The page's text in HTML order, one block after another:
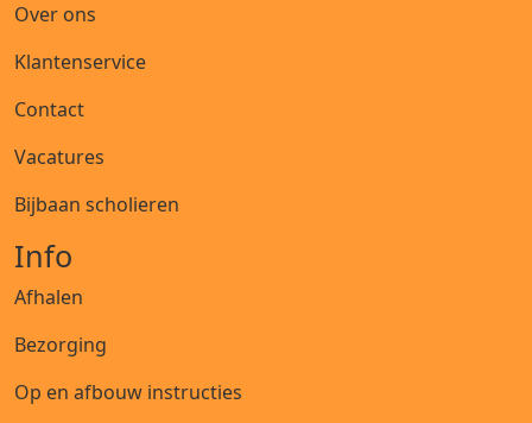
Over ons
Klantenservice
Contact
Vacatures
Bijbaan scholieren
Info
Afhalen
Bezorging
Op en afbouw instructies